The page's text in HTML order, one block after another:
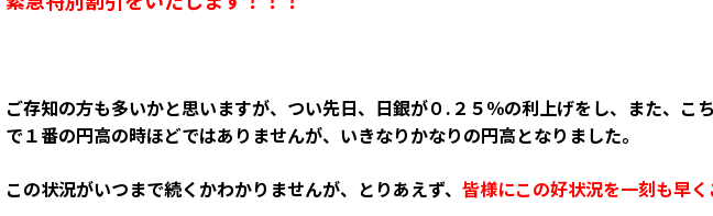
ご存知の方も多いかと思いますが、つい先日、日銀が０.２５％の利上げをし、また、
で１番の円高の時ほどではありませんが、いきなりかなりの円高となりました。
この状況がいつまで続くかわかりませんが、とりあえず、 皆様にこの好状況を一刻も早